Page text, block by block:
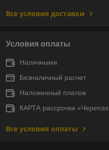
Все условия доставки
Условия оплаты
Наличными
Безналичный расчет
Наложенный платеж
КАРТА рассрочки
Все условия оплаты